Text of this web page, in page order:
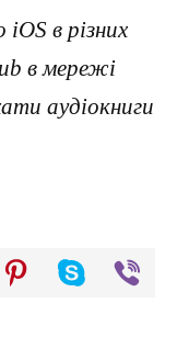
в різних
в мережі
аудіокниги